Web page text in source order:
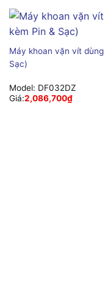
Máy khoan vặn vít
Sạc)
Model: DF032DZ
Giá:2,086,700₫